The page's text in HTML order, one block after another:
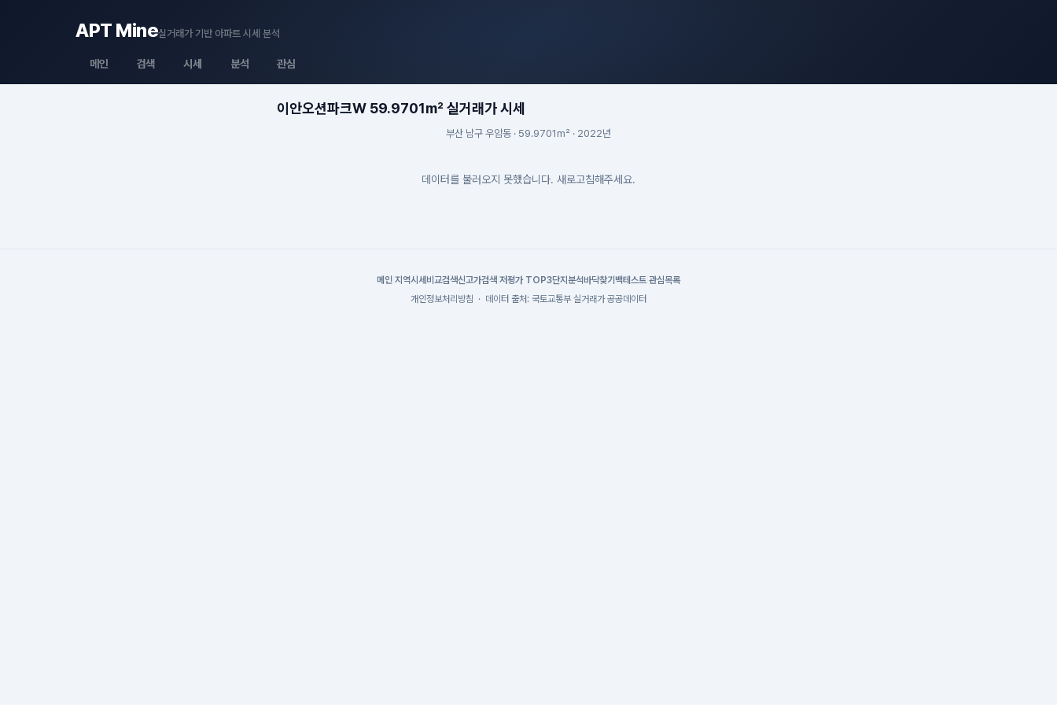
APT Mine실거래가 기반 아파트 시세 분석
메인 검색 시세 분석 관심
이안오션파크W 59.9701m² 실거래가 시세
부산 남구 우암동 · 59.9701m² · 2022년
데이터를 불러오지 못했습니다. 새로고침해주세요.
메인 지역시세 비교검색신고가검색 저평가 TOP3단지분석 바닥찾기 백테스트 관심목록
개인정보처리방침 · 데이터 출처: 국토교통부 실거래가 공공데이터